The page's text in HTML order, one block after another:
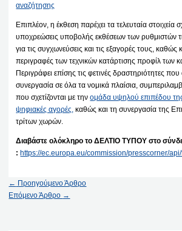
αναζήτησης
Επιπλέον, η έκθεση παρέχει τα τελευταία στοιχεία
υποχρεώσεις υποβολής εκθέσεων των ρυθμιστών
για τις συγχωνεύσεις και τις εξαγορές τους, καθώς
περιγραφές των τεχνικών κατάρτισης προφίλ των
Περιγράφει επίσης τις φετινές δραστηριότητες που
συνεργασία σε όλα τα νομικά πλαίσια,
που σχετίζονται με τηνομάδα υψηλού επιπέδου
ψηφιακές αγορές, καθώς και τη συνεργασία της
τρίτων χωρών.
Διαβάστε ολόκληρο το ΔΕΛΤΙΟ ΤΥΠΟΥ στο
: https://ec.europa.eu/commission/presscorner/
← Προηγούμενο Άρθρο
Επόμενο Άρθρο →